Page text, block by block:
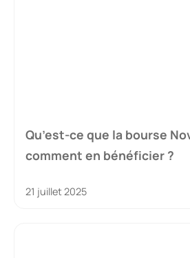
Qu’est-ce que la bourse
comment en bénéficier ?
21 juillet 2025